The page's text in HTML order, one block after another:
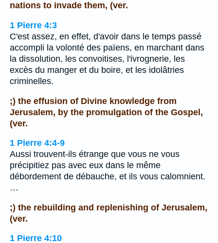
nations to invade them, (ver.
1 Pierre 4:3
C'est assez, en effet, d'avoir dans le temps passé
accompli la volonté des païens, en marchant dans
la dissolution, les convoitises, l'ivrognerie, les
excès du manger et du boire, et les idolâtries
criminelles.
;) the effusion of Divine knowledge from
Jerusalem, by the promulgation of the Gospel,
(ver.
1 Pierre 4:4-9
Aussi trouvent-ils étrange que vous ne vous
précipitiez pas avec eux dans le même
débordement de débauche, et ils vous calomnient.
…
;) the rebuilding and replenishing of Jerusalem,
(ver.
1 Pierre 4:10